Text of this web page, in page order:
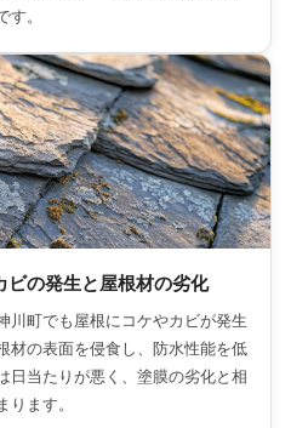
。
ビの発生と屋根材の劣化
川町でも屋根にコケやカビが発生
材の表面を侵食し、防水性能を低
日当たりが悪く、塗膜の劣化と相
ります。